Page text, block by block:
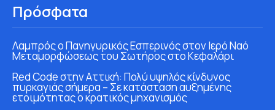
Πρόσφατα
Λαμπρός ο Πανηγυρικός Εσπερινός στον Ιερό Ναό
Μεταμορφώσεως του Σωτήρος στο Κεφαλάρι
Red Code στην Αττική: Πολύ υψηλός κίνδυνος
πυρκαγιάς σήμερα – Σε κατάσταση αυξημένης
ετοιμότητας ο κρατικός μηχανισμός